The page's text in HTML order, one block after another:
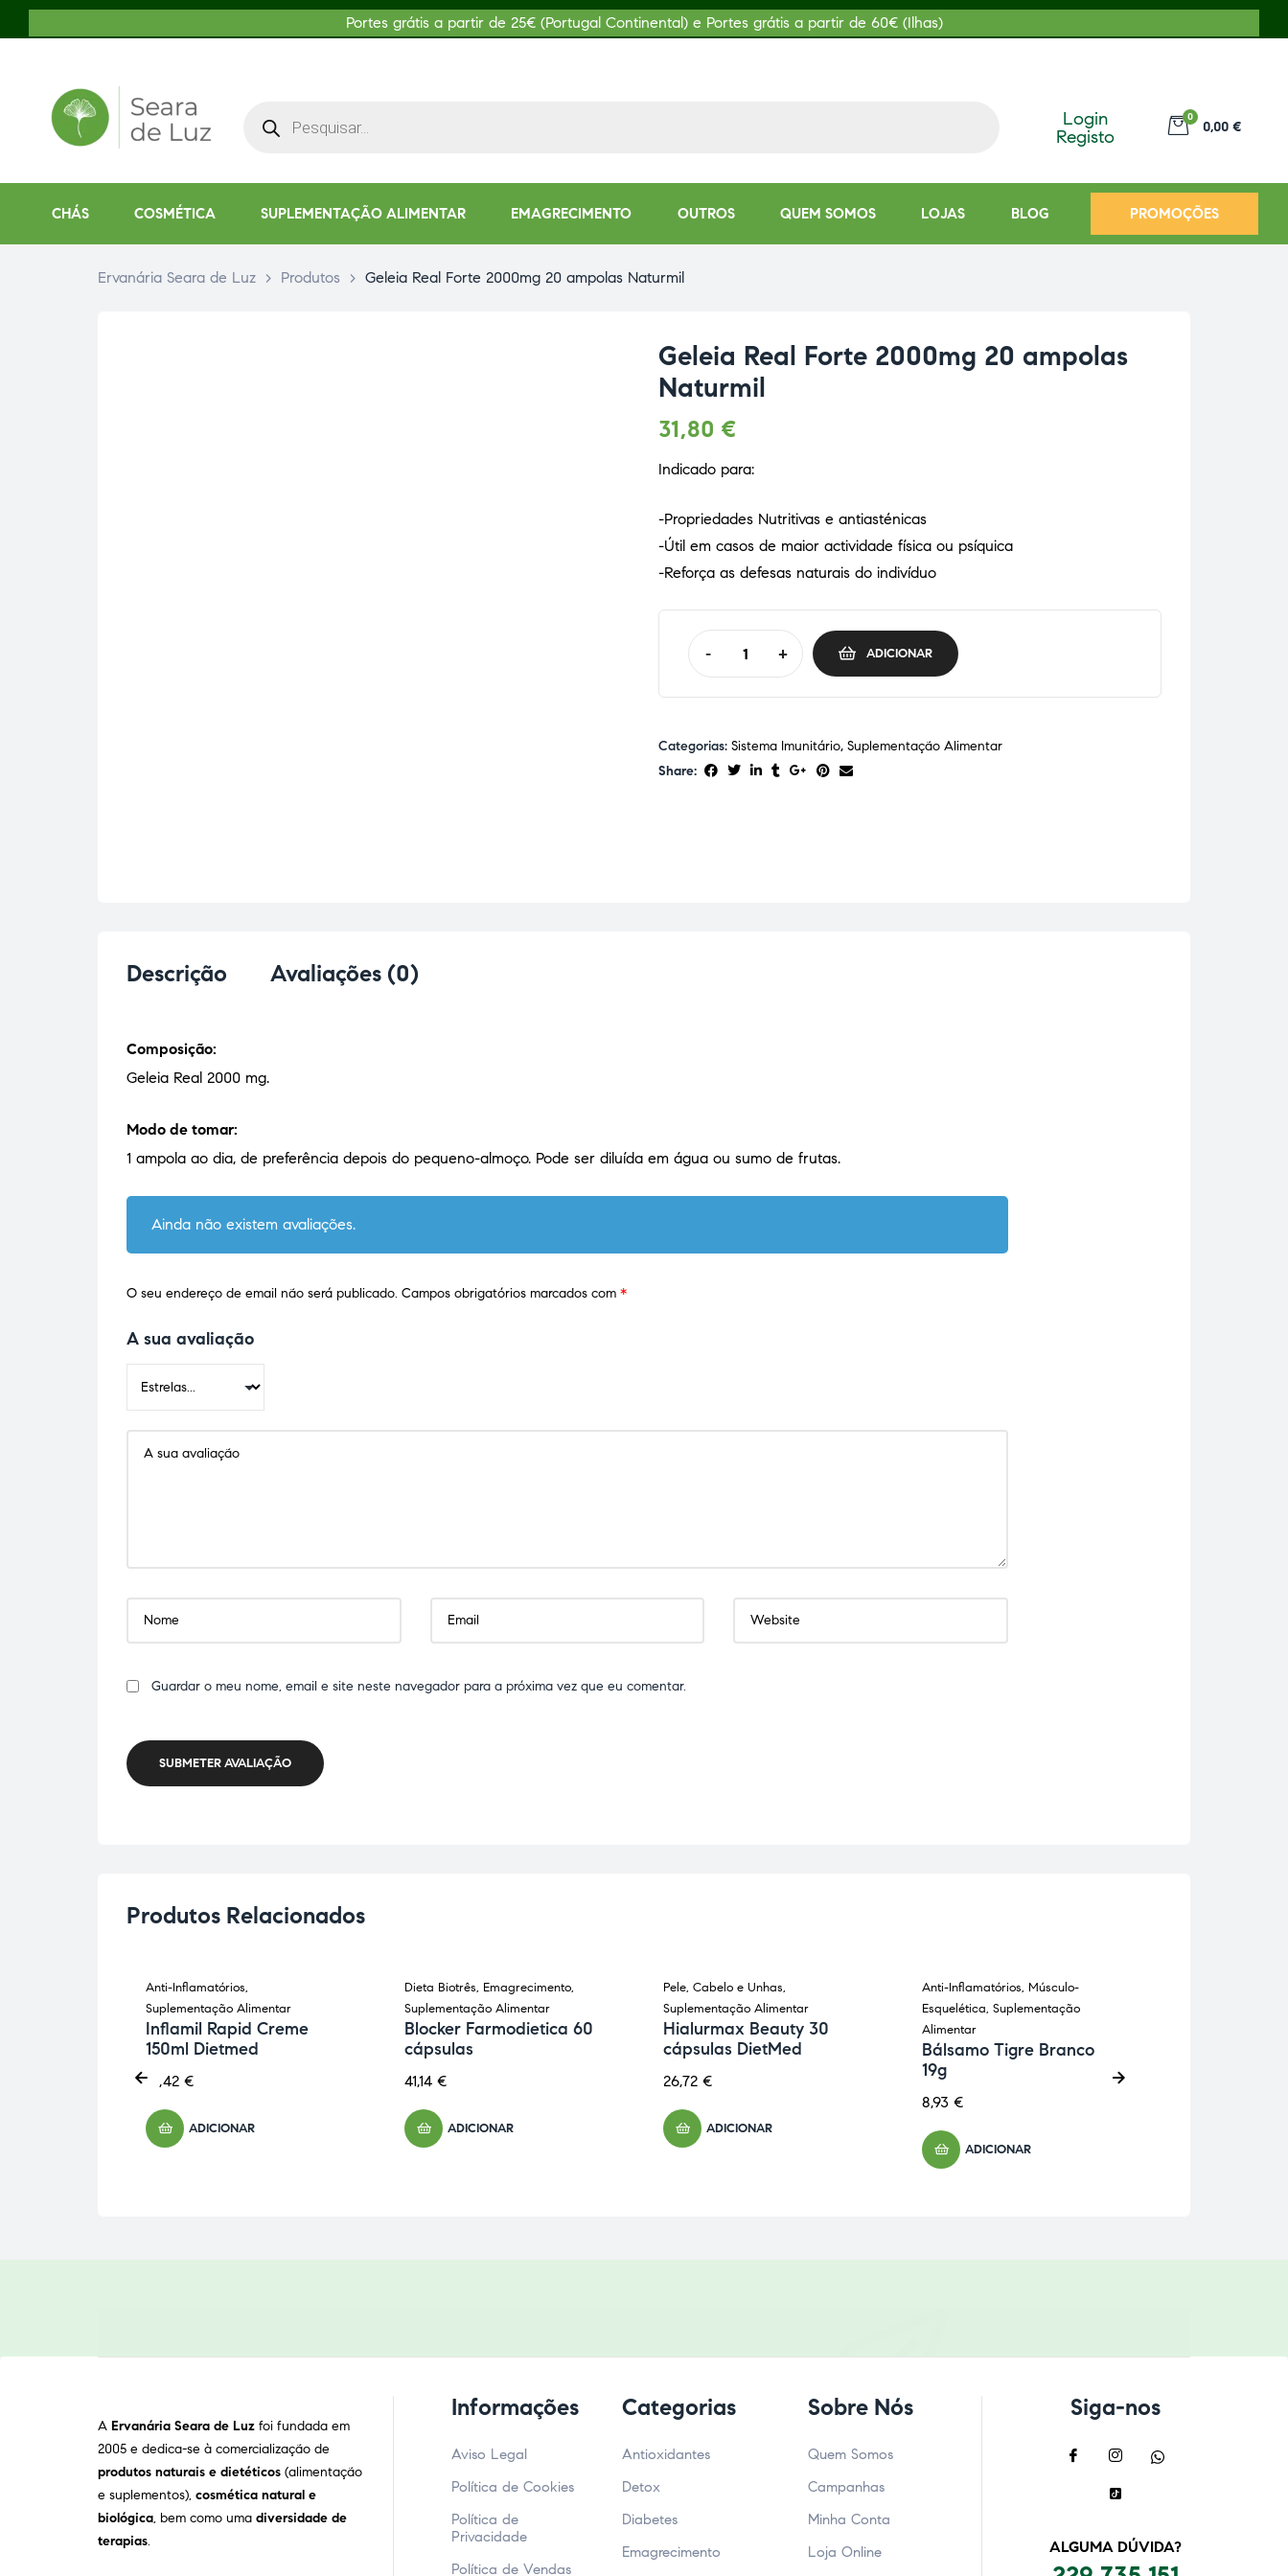
Portes grátis a partir de 25€ (Portugal Continental) e Portes grátis a partir de 60€ (Ilhas)
Login
Registo
0
0,00 €
CHÁS COSMÉTICA SUPLEMENTAÇÃO ALIMENTAR EMAGRECIMENTO OUTROS QUEM SOMOS LOJAS BLOG PROMOÇÕES
Ervanária Seara de Luz > Produtos > Geleia Real Forte 2000mg 20 ampolas Naturmil
Geleia Real Forte 2000mg 20 ampolas
Naturmil
31,80 €
Indicado para:
-Propriedades Nutritivas e antiasténicas
-Útil em casos de maior actividade física ou psíquica
-Reforça as defesas naturais do indivíduo
- + ADICIONAR
Categorias: Sistema Imunitário, Suplementação Alimentar
Share:
Descrição Avaliações (0)
Composição:
Geleia Real 2000 mg.
Modo de tomar:
1 ampola ao dia, de preferência depois do pequeno-almoço. Pode ser diluída em água ou sumo de frutas.
Ainda não existem avaliações.
O seu endereço de email não será publicado. Campos obrigatórios marcados com *
A sua avaliação
Guardar o meu nome, email e site neste navegador para a próxima vez que eu comentar.
SUBMETER AVALIAÇÃO
Produtos Relacionados
Anti-Inflamatórios,
Suplementação Alimentar
Inflamil Rapid Creme
150ml Dietmed
18,42 €
ADICIONAR
Dieta Biotrês, Emagrecimento,
Suplementação Alimentar
Blocker Farmodietica 60
cápsulas
41,14 €
ADICIONAR
Pele, Cabelo e Unhas,
Suplementação Alimentar
Hialurmax Beauty 30
cápsulas DietMed
26,72 €
ADICIONAR
Anti-Inflamatórios, Músculo-
Esquelética, Suplementação
Alimentar
Bálsamo Tigre Branco
19g
8,93 €
ADICIONAR
A Ervanária Seara de Luz foi fundada em
2005 e dedica-se à comercialização de
produtos naturais e dietéticos (alimentação
e suplementos), cosmética natural e
biológica, bem como uma diversidade de
terapias.
Informações
Aviso Legal
Política de Cookies
Política de
Privacidade
Política de Vendas
Categorias
Antioxidantes
Detox
Diabetes
Emagrecimento
Sobre Nós
Quem Somos
Campanhas
Minha Conta
Loja Online
Siga-nos
ALGUMA DÚVIDA?